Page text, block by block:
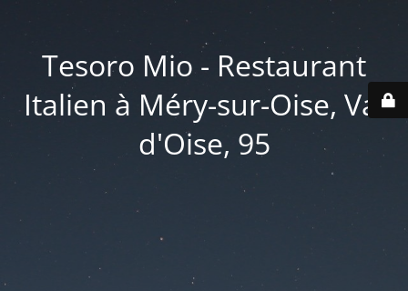
Tesoro Mio - Restaurant
Italien à Méry-sur-Oise, Val
d'Oise, 95